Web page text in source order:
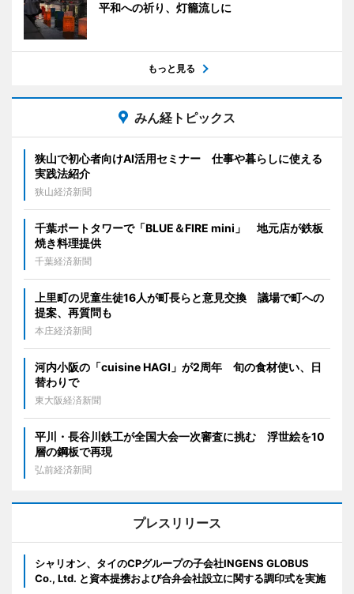
平和への祈り、灯籠流しに
もっと見る
みん経トピックス
狭山で初心者向けAI活用セミナー 仕事や暮らしに使える
実践法紹介
狭山経済新聞
千葉ポートタワーで「BLUE＆FIRE mini」 地元店が鉄板
焼き料理提供
千葉経済新聞
上里町の児童生徒16人が町長らと意見交換 議場で町への
提案、再質問も
本庄経済新聞
河内小阪の「cuisine HAGI」が2周年 旬の食材使い、日
替わりで
東大阪経済新聞
平川・長谷川鉄工が全国大会一次審査に挑む 浮世絵を10
層の鋼板で再現
弘前経済新聞
プレスリリース
シャリオン、タイのCPグループの子会社INGENS GLOBUS
Co., Ltd. と資本提携および合弁会社設立に関する調印式を実施